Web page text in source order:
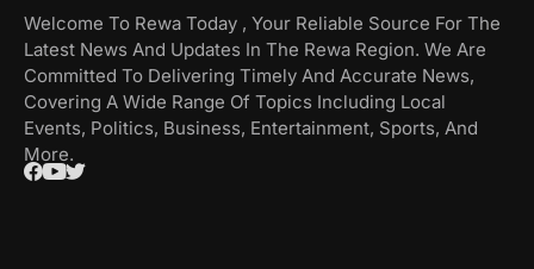
Welcome To Rewa Today , Your Reliable Source For The
Latest News And Updates In The Rewa Region. We Are
Committed To Delivering Timely And Accurate News,
Covering A Wide Range Of Topics Including Local
Events, Politics, Business, Entertainment, Sports, And
More.